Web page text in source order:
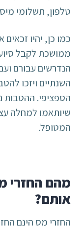
טלפון, תשלומי
כמו כן, יהיו
ממושכת לקבל סיוע
הנדרשים עבורם
השנתיים ויזכו
הספציפי. ההטבות
שיותאמו למחלה
המטופל.
מהם החזרי
אותם?
החזרי מס הינם